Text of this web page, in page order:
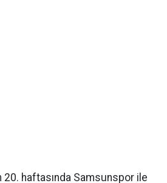
20. haftasında Samsunspor ile